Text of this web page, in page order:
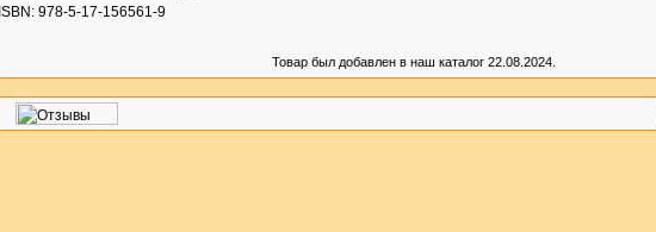
ISBN: 978-5-17-156561-9
Товар был добавлен в наш каталог 22.08.2024.